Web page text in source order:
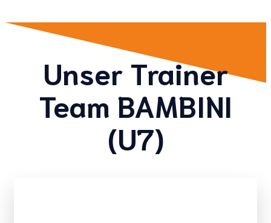
Unser Trainer
Team BAMBINI
(U7)